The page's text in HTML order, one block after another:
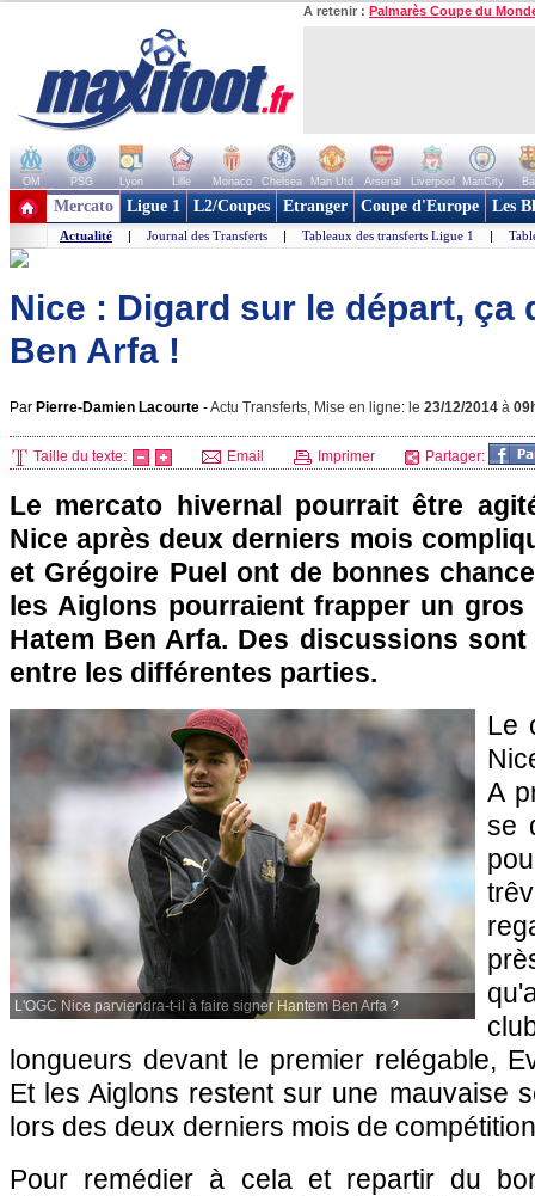
A retenir : Palmarès Coupe du
OM PSG Lyon Lille Monaco Chelsea Man Utd Arsenal Liverpool ManCity
+ de clubs
Mercato Ligue 1 L2/Coupes Etranger Coupe d'Europe Les
Actualité | Journal des Transferts | Tableaux des transferts Ligue 1 |
Nice : Digard sur le départ, ça
Ben Arfa !
Par Pierre-Damien Lacourte -Actu Transferts, Mise en ligne: le 23/12/2014 à
Taille du texte: Email Imprimer Partager:
Le mercato hivernal pourrait être
Nice après deux derniers mois
et Grégoire Puel ont de bonnes
les Aiglons pourraient frapper un
Hatem Ben Arfa. Des discussions
entre les différentes parties.
L'OGC Nice parviendra-t-il à faire signer Hantem Ben Arfa ?
Le
A
se
longueurs devant le premier relégable,
Et les Aiglons restent sur une mauvaise
lors des deux derniers mois de
Pour remédier à cela et repartir du